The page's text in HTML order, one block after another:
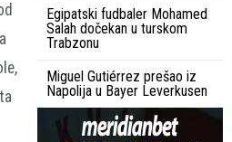
Egipatski fudbaler Mohamed
Salah dočekan u turskom
Trabzonu
Miguel Gutiérrez prešao iz
Napolija u Bayer Leverkusen